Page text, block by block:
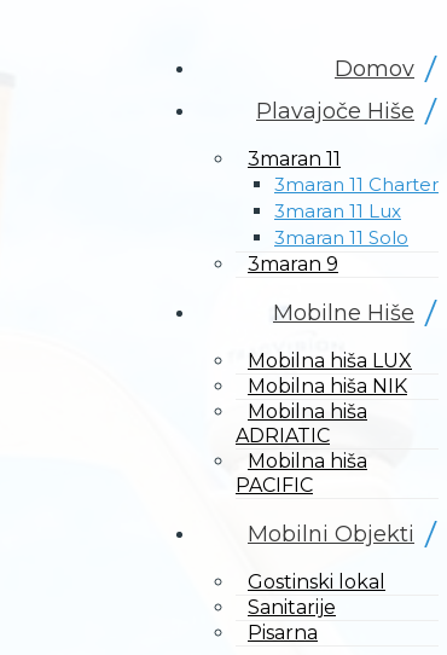
Domov
Plavajoče Hiše
3maran 11
3maran 11 Charter
3maran 11 Lux
3maran 11 Solo
3maran 9
Mobilne Hiše
Mobilna hiša LUX
Mobilna hiša NIK
Mobilna hiša
ADRIATIC
Mobilna hiša
PACIFIC
Mobilni Objekti
Gostinski lokal
Sanitarije
Pisarna